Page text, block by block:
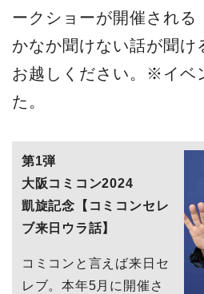
ークショーが開催される
かなか聞けない話が聞け
お越しください。※イベ
た。
第1弾
大阪コミコン2024
凱旋記念【コミコンセレ
ブ来日ウラ話】
コミコンと言えば来日セ
レブ。本年5月に開催さ